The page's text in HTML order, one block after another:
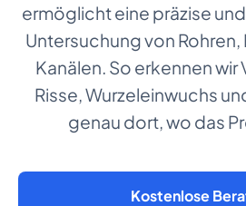
ermöglicht eine präzise
Untersuchung von
Kanälen. So erkennen
Risse, Wurzeleinwuchs
genau dort, wo das
Kostenlose